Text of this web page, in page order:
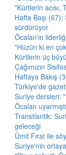
"Kürtlerin acısı,
Hafta Başı
sürdürüyor
Öcalan'ın
"Hüzün ki en
Kürtlerin üç
Çağımızın
Haftaya Bakış
Türkiye'de
Suriye dersleri:
Öcalan
Transtlantik:
geleceği
Ümit Fırat ile
Suriye'nin